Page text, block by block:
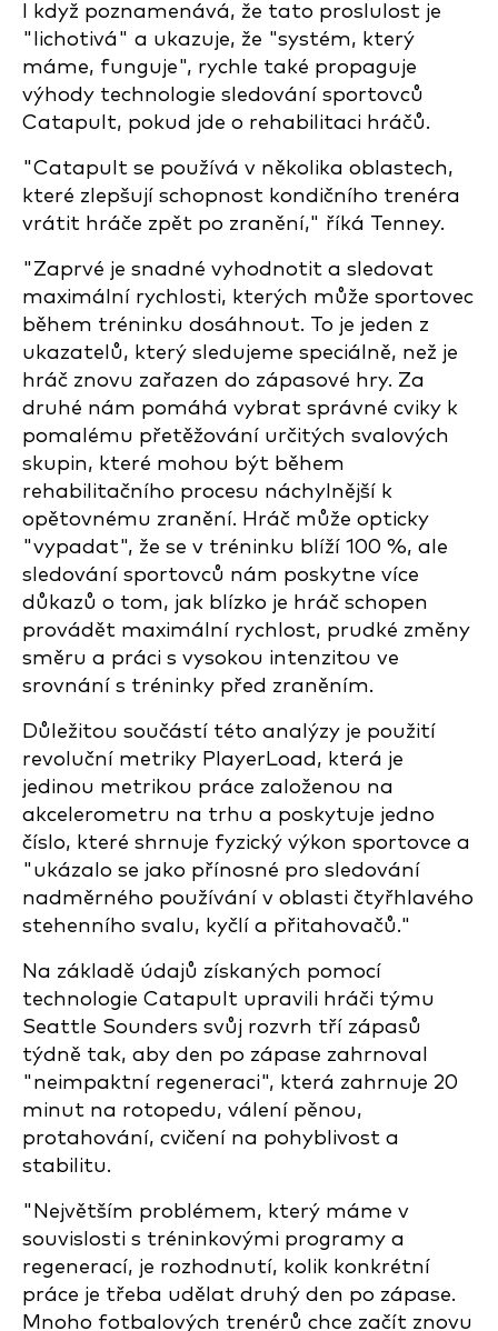
I když poznamenává, že tato proslulost je
"lichotivá" a ukazuje, že "systém, který
máme, funguje", rychle také propaguje
výhody technologie sledování sportovců
Catapult, pokud jde o rehabilitaci hráčů.
"Catapult se používá v několika oblastech,
které zlepšují schopnost kondičního trenéra
vrátit hráče zpět po zranění," říká Tenney.
"Zaprvé je snadné vyhodnotit a sledovat
maximální rychlosti, kterých může sportovec
během tréninku dosáhnout. To je jeden z
ukazatelů, který sledujeme speciálně, než je
hráč znovu zařazen do zápasové hry. Za
druhé nám pomáhá vybrat správné cviky k
pomalému přetěžování určitých svalových
skupin, které mohou být během
rehabilitačního procesu náchylnější k
opětovnému zranění. Hráč může opticky
"vypadat", že se v tréninku blíží 100 %, ale
sledování sportovců nám poskytne více
důkazů o tom, jak blízko je hráč schopen
provádět maximální rychlost, prudké změny
směru a práci s vysokou intenzitou ve
srovnání s tréninky před zraněním.
Důležitou součástí této analýzy je použití
revoluční metriky PlayerLoad, která je
jedinou metrikou práce založenou na
akcelerometru na trhu a poskytuje jedno
číslo, které shrnuje fyzický výkon sportovce a
"ukázalo se jako přínosné pro sledování
nadměrného používání v oblasti čtyřhlavého
stehenního svalu, kyčlí a přitahovačů."
Na základě údajů získaných pomocí
technologie Catapult upravili hráči týmu
Seattle Sounders svůj rozvrh tří zápasů
týdně tak, aby den po zápase zahrnoval
"neimpaktní regeneraci", která zahrnuje 20
minut na rotopedu, válení pěnou,
protahování, cvičení na pohyblivost a
stabilitu.
"Největším problémem, který máme v
souvislosti s tréninkovými programy a
regenerací, je rozhodnutí, kolik konkrétní
práce je třeba udělat druhý den po zápase.
Mnoho fotbalových trenérů chce začít znovu